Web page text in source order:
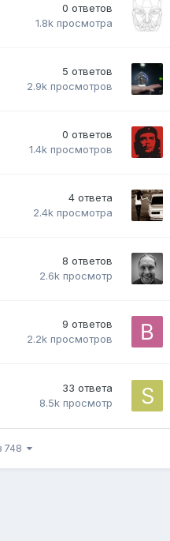
0 ответов
1.8k просмотра
5 ответов
2.9k просмотров
0 ответов
1.4k просмотров
4 ответа
2.4k просмотра
8 ответов
2.6k просмотр
9 ответов
2.2k просмотров
33 ответа
8.5k просмотр
748